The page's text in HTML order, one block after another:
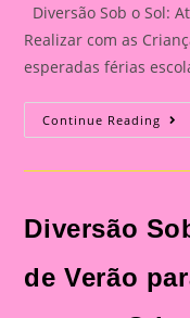
Diversão Sob o Sol:
Realizar com as
esperadas férias
Continue Reading
De
Diversão
de Verão